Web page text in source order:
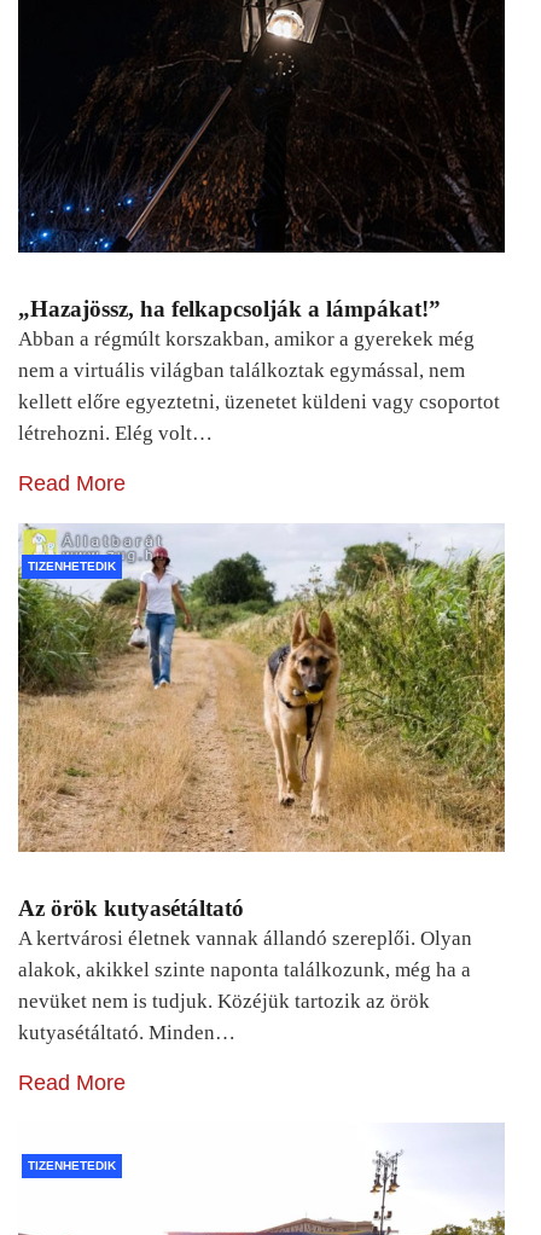
„Hazajössz, ha felkapcsolják a lámpákat!”
Abban a régmúlt korszakban, amikor a gyerekek még
nem a virtuális világban találkoztak egymással, nem
kellett előre egyeztetni, üzenetet küldeni vagy csoportot
létrehozni. Elég volt…
Read More
TIZENHETEDIK
Az örök kutyasétáltató
A kertvárosi életnek vannak állandó szereplői. Olyan
alakok, akikkel szinte naponta találkozunk, még ha a
nevüket nem is tudjuk. Közéjük tartozik az örök
kutyasétáltató. Minden…
Read More
TIZENHETEDIK